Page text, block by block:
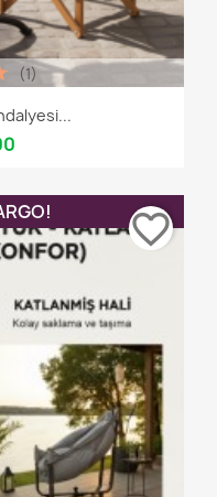
(1)
favorite_border